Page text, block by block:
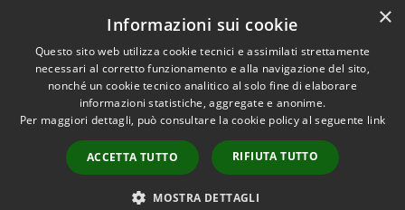
Obiettivi di accessibilità
Accessibilità
Copyright © 2026 • Comune di
San Giorgio Bigarello •
Powered byMunicipium
Accesso redazione
×
Informazioni sui cookie
Questo sito web utilizza cookie tecnici e assimilati strettamente
necessari al corretto funzionamento e alla navigazione del sito,
nonché un cookie tecnico analitico al solo fine di elaborare
informazioni statistiche, aggregate e anonime.
Per maggiori dettagli, può consultare la cookie policy al seguente link
ACCETTA TUTTO RIFIUTA TUTTO
MOSTRA DETTAGLI